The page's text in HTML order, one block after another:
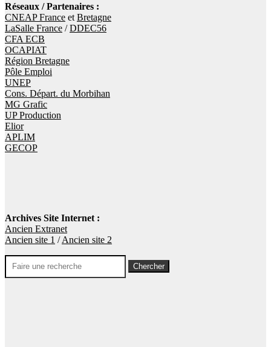
Réseaux / Partenaires :
CNEAP France et Bretagne
LaSalle France /DDEC56
CFA ECB
OCAPIAT
Région Bretagne
Pôle Emploi
UNEP
Cons. Départ. du Morbihan
MG Grafic
UP Production
Elior
APLIM
GECOP
Archives Site Internet :
Ancien Extranet
Ancien site 1 /Ancien site 2
Rechercher: